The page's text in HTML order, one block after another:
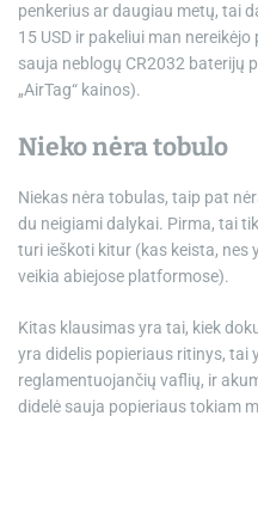
penkerius ar daugiau metų, tai
15 USD ir pakeliui man
sauja neblogų CR2032 baterijų
„AirTag“ kainos).
Nieko nėra tobulo
Niekas nėra tobulas, taip pat
du neigiami dalykai. Pirma, tai
turi ieškoti kitur (kas keista, nes
veikia abiejose platformose).
Kitas klausimas yra tai, kiek
yra didelis popieriaus ritinys, tai
reglamentuojančių vaflių, ir
didelė sauja popieriaus tokiam